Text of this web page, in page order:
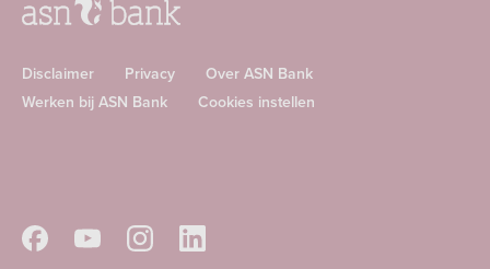
Disclaimer Privacy
Over ASN Bank
Werken bij ASN Bank
Cookies instellen
in
in
Volg
Volg
Volg